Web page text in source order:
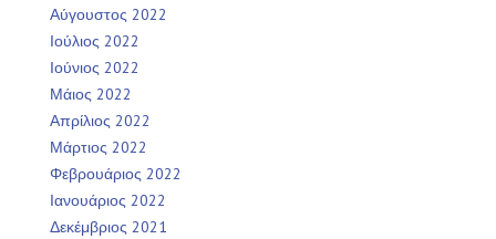
Αύγουστος 2022
Ιούλιος 2022
Ιούνιος 2022
Μάιος 2022
Απρίλιος 2022
Μάρτιος 2022
Φεβρουάριος 2022
Ιανουάριος 2022
Δεκέμβριος 2021